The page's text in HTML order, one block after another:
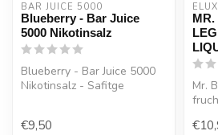
BAR JUICE 5000
Blueberry - Bar Juice
5000 Nikotinsalz
Blueberry - Bar Juice 5000
Nikotinsalz - Safitge
€9,50
ELUX
MR.
Mr.